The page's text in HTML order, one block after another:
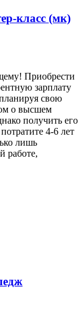
класс (мк)
Приобрести
зарплату
свою
о высшем
получить его
4-6 лет
лишь
работе,